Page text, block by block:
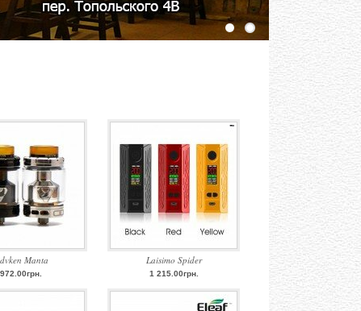
Manta
972.00грн.
Laisimo Spider
1 215.00грн.